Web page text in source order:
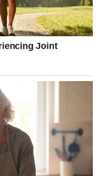
40×29 cm obložite
prstohvatom soli dok ne